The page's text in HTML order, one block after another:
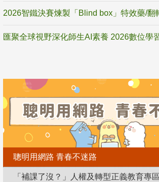
2026智鐵決賽煉製「Blind box」特效藥/翻
聰明用網路 青春不迷路
「補課了沒？」人權及轉型正義教育專區